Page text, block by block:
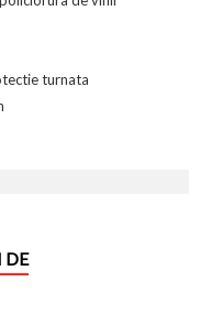
turnata
DE